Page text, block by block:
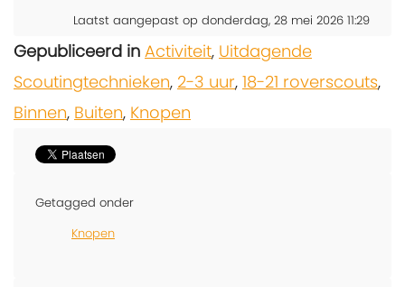
Laatst aangepast op donderdag, 28 mei 2026 11:29
Gepubliceerd in Activiteit, Uitdagende
Scoutingtechnieken, 2-3 uur, 18-21 roverscouts,
Binnen, Buiten, Knopen
Getagged onder
Knopen